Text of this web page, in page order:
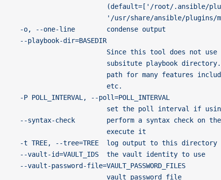
(default=['/root/.ansible/
'/usr/share/ansible/plugins/
  -o, --one-line        condense output
  --playbook-dir=BASEDIR
Since this tool does not use
subsitute playbook
path for many features
                        etc.
  -P POLL_INTERVAL, --poll=POLL_INTERVAL
set the poll interval if
--syntax-check        perform a syntax check on
                        execute it
  -t TREE, --tree=TREE  log output to this directory
  --vault-id=VAULT_IDS  the vault identity to use
  --vault-password-file=VAULT_PASSWORD_FILES
                        vault password file